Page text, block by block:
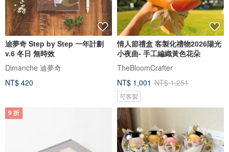
迪夢奇 Step by Step 一年計劃
v.6 冬日 無時效
Dimanche 迪夢奇
NT$ 420
情人節禮盒 客製化禮物2026陽光
小夜曲- 手工編織黃色花朵
TheBloomCrafter
NT$ 1,001 NT$ 1,251
可客製
9 折